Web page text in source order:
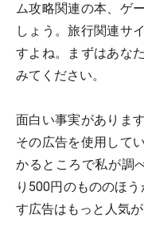
ム攻略関連の本、ゲ
しょう。旅行関連サ
すよね。まずはあな
みてください。
面白い事実がありま
その広告を使用して
かるところで私が調
り500円のもののほ
す広告はもっと人気が